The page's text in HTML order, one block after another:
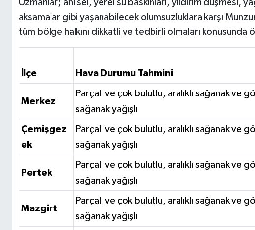
Uzmanlar; ani sel, yerel su baskınları, yıldırım düşmesi,
aksamalar gibi yaşanabilecek olumsuzluklara karşı
tüm bölge halkını dikkatli ve tedbirli olmaları konusunda
İlçe Hava Durumu Tahmini
Merkez
Parçalı ve çok bulutlu, aralıklı sağanak ve
sağanak yağışlı
Çemişgez
ek
Parçalı ve çok bulutlu, aralıklı sağanak ve
sağanak yağışlı
Pertek
Parçalı ve çok bulutlu, aralıklı sağanak ve
sağanak yağışlı
Mazgirt
Parçalı ve çok bulutlu, aralıklı sağanak ve
sağanak yağışlı